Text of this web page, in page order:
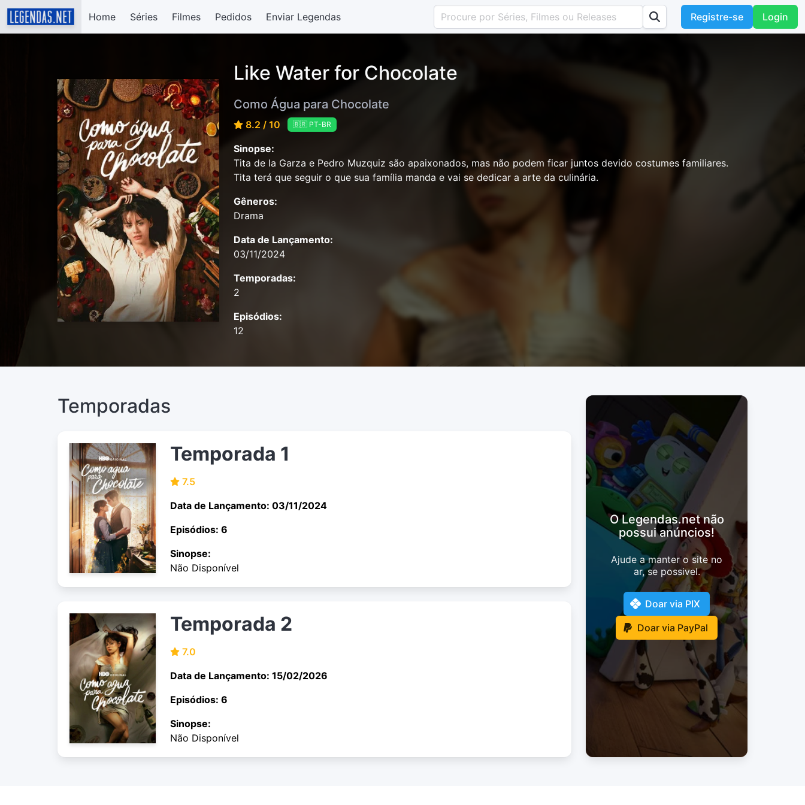
Home Séries Filmes Pedidos Enviar Legendas Registre-se Login
Like Water for Chocolate
Como Água para Chocolate
8.2 / 10 🇧🇷 PT-BR
Sinopse:
Tita de la Garza e Pedro Muzquiz são apaixonados, mas não podem ficar juntos devido costumes familiares.
Tita terá que seguir o que sua família manda e vai se dedicar a arte da culinária.
Gêneros:
Drama
Data de Lançamento:
03/11/2024
Temporadas:
2
Episódios:
12
Temporadas
Temporada 1
7.5
Data de Lançamento: 03/11/2024
Episódios: 6
Sinopse:
Não Disponível
Temporada 2
7.0
Data de Lançamento: 15/02/2026
Episódios: 6
Sinopse:
Não Disponível
O Legendas.net não
possui anúncios!
Ajude a manter o site no
ar, se possivel.
Doar via PIX
Doar via PayPal